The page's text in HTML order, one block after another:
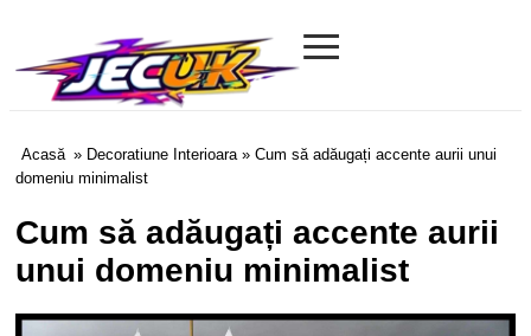
Jecuk.com
≡
Acasă » Decoratiune Interioara» Cum să adăugați accente aurii unui
domeniu minimalist
Cum să adăugați accente aurii
unui domeniu minimalist